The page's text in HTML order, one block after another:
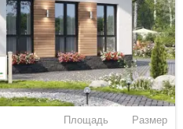
Площадь Размер